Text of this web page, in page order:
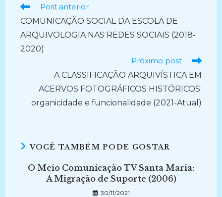
Ler
artigos
Post anterior
COMUNICAÇÃO SOCIAL DA ESCOLA DE
ARQUIVOLOGIA NAS REDES SOCIAIS (2018-
2020)
Próximo post
A CLASSIFICAÇÃO ARQUIVÍSTICA EM
ACERVOS FOTOGRÁFICOS HISTÓRICOS:
organicidade e funcionalidade (2021-Atual)
VOCÊ TAMBÉM PODE GOSTAR
O Meio Comunicação TV Santa Maria:
A Migração de Suporte (2006)
30/11/2021